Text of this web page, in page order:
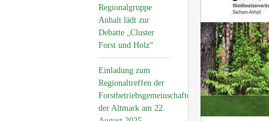
Regionalgruppe
Anhalt lädt zur
Debatte „Cluster
Forst und Holz“
Einladung zum
Regionaltreffen der
Forstbetriebsgemeinschaften
der Altmark am 22.